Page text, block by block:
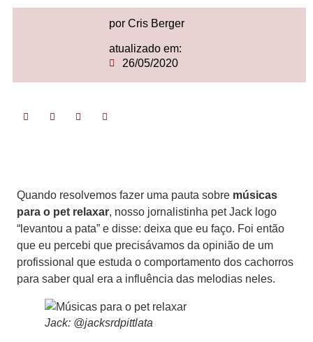
por Cris Berger
atualizado em:
26/05/2020
Quando resolvemos fazer uma pauta sobre músicas
para o pet relaxar, nosso jornalistinha pet Jack logo
“levantou a pata” e disse: deixa que eu faço. Foi então
que eu percebi que precisávamos da opinião de um
profissional que estuda o comportamento dos cachorros
para saber qual era a influência das melodias neles.
Jack: @jacksrdpittlata